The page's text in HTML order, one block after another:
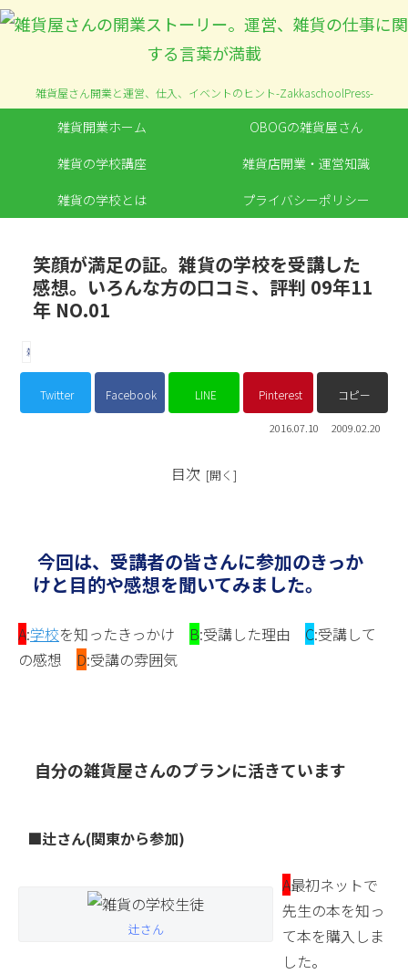
雑貨屋さん開業と運営、仕入、イベントのヒント-ZakkaschoolPress-
雑貨開業ホーム
OBOGの雑貨屋さん
雑貨の学校講座
雑貨店開業・運営知識
雑貨の学校とは
プライバシーポリシー
笑顔が満足の証。雑貨の学校を受講した
感想。いろんな方の口コミ、評判 09年11
年 NO.01
雑貨の学校の生徒の感想
Twitter Facebook LINE Pinterest コピー
2016.07.10 2009.02.20
目次
今回は、受講者の皆さんに参加のきっか
けと目的や感想を聞いてみました。
A:学校を知ったきっかけ B:受講した理由 C:受講して
の感想 D:受講の雰囲気
自分の雑貨屋さんのプランに活きています
■辻さん(関東から参加)
辻さん
A最初ネットで
先生の本を知っ
て本を購入しま
した。